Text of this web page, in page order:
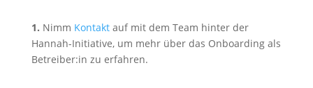
1. Nimm Kontaktauf mit dem Team hinter der
Hannah-Initiative, um mehr über das Onboarding als
Betreiber:in zu erfahren.